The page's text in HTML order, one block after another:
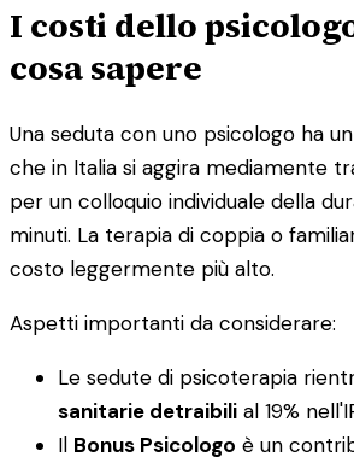
I costi dello
cosa sapere
Una seduta con uno psicologo ha
che in Italia si aggira mediamente
per un colloquio individuale della
minuti. La terapia di coppia o
costo leggermente più alto.
Aspetti importanti da considerare:
Le sedute di psicoterapia
sanitarie detraibili al 19%
Il Bonus Psicologo è un